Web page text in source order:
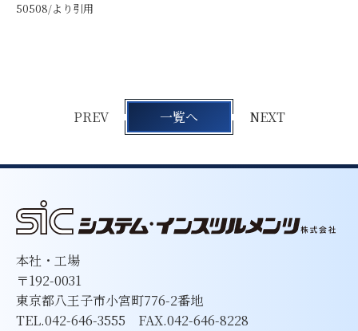
50508/より引用
PREV 一覧へ NEXT
本社・工場
〒192-0031
東京都八王子市小宮町776-2番地
TEL.042-646-3555 FAX.042-646-8228